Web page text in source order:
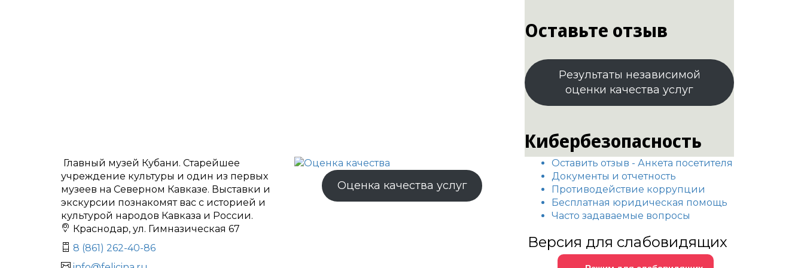
Оставьте отзыв
Результаты независимой
оценки качества услуг
Кибербезопасность
Главный музей Кубани. Старейшее
учреждение культуры и один из первых
музеев на Северном Кавказе. Выставки и
экскурсии познакомят вас с историей и
культурой народов Кавказа и России.
Краснодар, ул. Гимназическая 67
8 (861) 262-40-86
Оценка качества услуг
Оставить отзыв - Анкета посетителя
Документы и отчетность
Противодействие коррупции
Бесплатная юридическая помощь
Часто задаваемые вопросы
Версия для слабовидящих